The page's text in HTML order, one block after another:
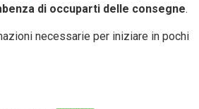
di occuparti delle consegne.
necessarie per iniziare in pochi